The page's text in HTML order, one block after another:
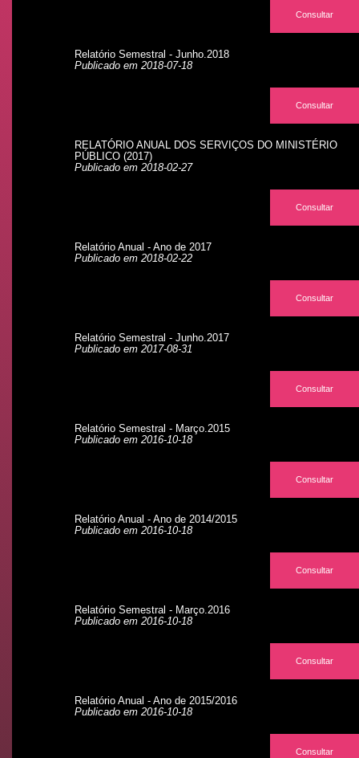
Consultar
Relatório Semestral - Junho.2018
Publicado em 2018-07-18
Consultar
RELATÓRIO ANUAL DOS SERVIÇOS DO MINISTÉRIO
PÚBLICO (2017)
Publicado em 2018-02-27
Consultar
Relatório Anual - Ano de 2017
Publicado em 2018-02-22
Consultar
Relatório Semestral - Junho.2017
Publicado em 2017-08-31
Consultar
Relatório Semestral - Março.2015
Publicado em 2016-10-18
Consultar
Relatório Anual - Ano de 2014/2015
Publicado em 2016-10-18
Consultar
Relatório Semestral - Março.2016
Publicado em 2016-10-18
Consultar
Relatório Anual - Ano de 2015/2016
Publicado em 2016-10-18
Consultar